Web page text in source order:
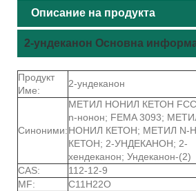
Описание на продукта
2-ундеканон Основна
Продукт
Име:
2-ундеканон
Синоними:
МЕТИЛ НОНИЛ КЕТОН
n-нонон; FEMA 3093;
НОНИЛ КЕТОН; МЕТИЛ N-
КЕТОН; 2-УНДЕКАНОН; 2-
хендеканон; Ундеканон-(2)
CAS:
112-12-9
MF:
C11H22O